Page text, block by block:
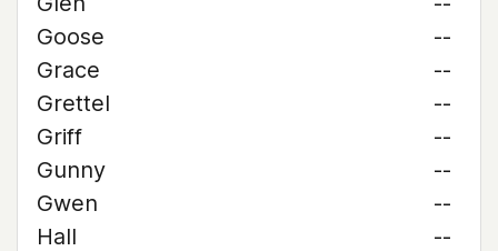
Goose
--
Grace
--
Grettel
--
Griff
--
Gunny
--
Gwen
--
Hall
--